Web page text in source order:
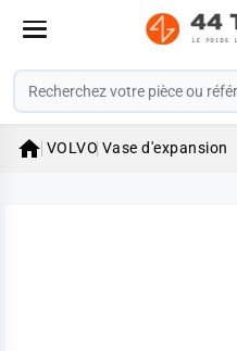
 VOLVO Vase d'expansion